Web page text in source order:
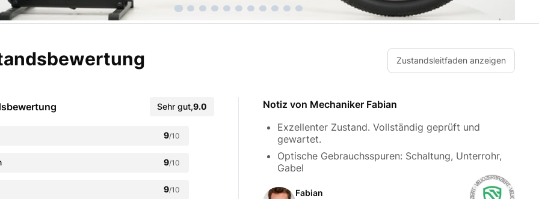
Zustandsleitfaden anzeigen
Sehr gut,9.0
9/10
9/10
9/10
Notiz von Mechaniker Fabian
Exzellenter Zustand. Vollständig geprüft und
gewartet.
Optische Gebrauchsspuren: Schaltung, Unterrohr,
Gabel
Fabian